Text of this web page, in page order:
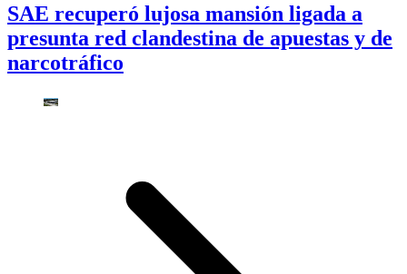
SAE recuperó lujosa mansión ligada a
presunta red clandestina de apuestas y de
narcotráfico